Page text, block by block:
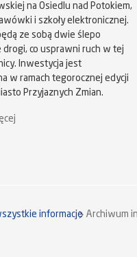
na Osiedlu nad Potokiem,
i szkoły elektronicznej.
ze sobą dwie ślepo
drogi, co usprawni ruch w tej
Inwestycja jest
w ramach tegorocznej edycji
Przyjaznych Zmian.
informacje Archiwum